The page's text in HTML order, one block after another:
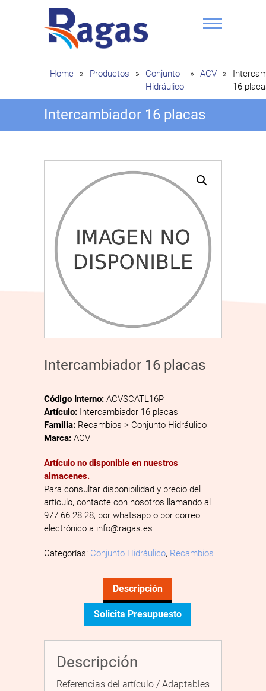
Ragas
Home » Productos »
Conjunto
Hidráulico
» ACV »
16
Intercambiador 16 placas
Intercambiador 16 placas
Código Interno: ACVSCATL16P
Artículo: Intercambiador 16 placas
Familia: Recambios > Conjunto Hidráulico
Marca: ACV
Artículo no disponible en nuestros
almacenes.
Para consultar disponibilidad y precio del
artículo, contacte con nosotros llamando al
977 66 28 28, por whatsapp o por correo
electrónico a info@ragas.es
Categorías: Conjunto Hidráulico, Recambios
Descripción
Solicita Presupuesto
Descripción
Referencias del artículo / Adaptables